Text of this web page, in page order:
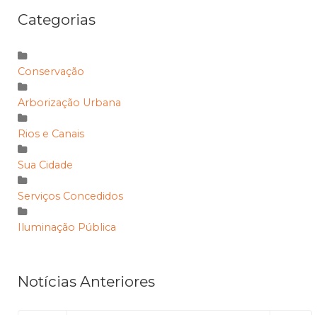
Categorias
Conservação
Arborização Urbana
Rios e Canais
Sua Cidade
Serviços Concedidos
Iluminação Pública
Notícias Anteriores